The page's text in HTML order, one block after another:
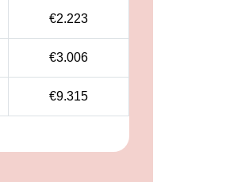
€2.223
€3.006
€9.315